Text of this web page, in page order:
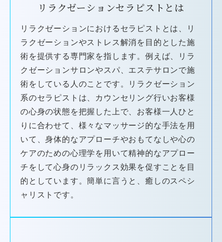
リラクゼーションセラピストとは
リラクゼーションにおけるセラピストとは、リ
ラクゼーションやストレス解消を目的とした施
術を提供する専門家を指します。例えば、リラ
クゼーションサロンやスパ、エステサロンで施
術をしている人のことです。リラクゼーション
系のセラピストは、カウンセリング行いお客様
の心身の状態を把握した上で、お客様一人ひと
りに合わせて、様々なマッサージ的な手法を用
いて、身体的なアプローチやおもてなしや心の
ケアのための心理学を用いて精神的なアプロー
チをして心身のリラックス効果を促すことを目
的としています。簡単に言うと、 癒しのスペシ
ャリスト です。